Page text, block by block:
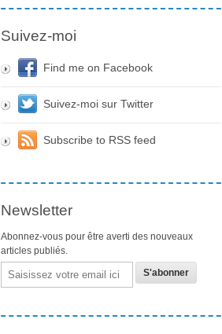
Suivez-moi
Find me on Facebook
Suivez-moi sur Twitter
Subscribe to RSS feed
Newsletter
Abonnez-vous pour être averti des nouveaux
articles publiés.
Email